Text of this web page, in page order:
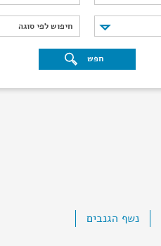
חיפוש לפי סוגה
חיפוש לפי סוגה
חפש
נשף הגנבים